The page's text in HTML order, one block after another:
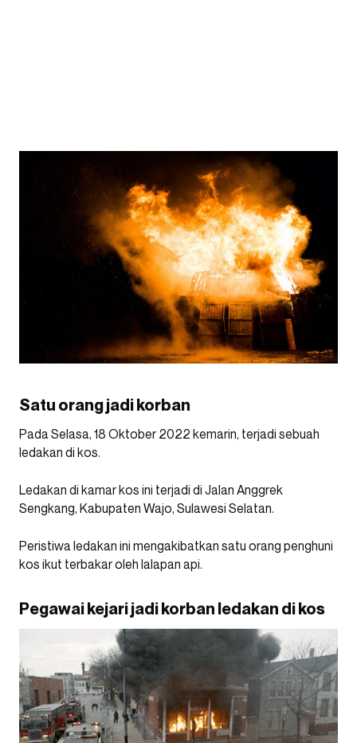
Satu orang jadi korban
Pada Selasa, 18 Oktober 2022 kemarin, terjadi sebuah
ledakan di kos.
Ledakan di kamar kos ini terjadi di Jalan Anggrek
Sengkang, Kabupaten Wajo, Sulawesi Selatan.
Peristiwa ledakan ini mengakibatkan satu orang penghuni
kos ikut terbakar oleh lalapan api.
Pegawai kejari jadi korban ledakan di kos